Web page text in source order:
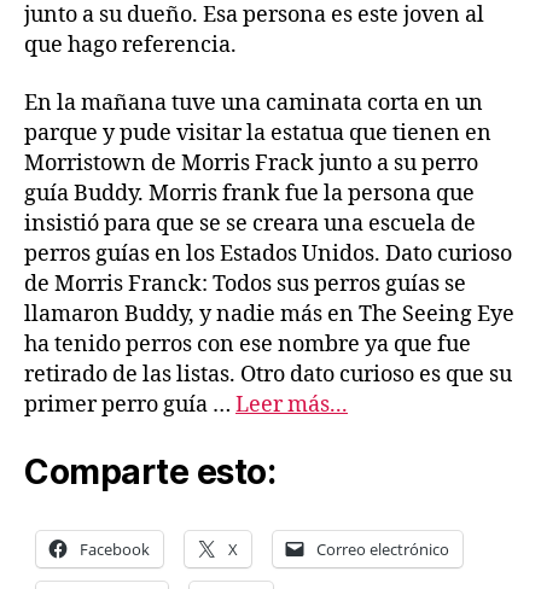
junto a su dueño. Esa persona es este joven al
que hago referencia.
En la mañana tuve una caminata corta en un
parque y pude visitar la estatua que tienen en
Morristown de Morris Frack junto a su perro
guía Buddy. Morris frank fue la persona que
insistió para que se se creara una escuela de
perros guías en los Estados Unidos. Dato curioso
de Morris Franck: Todos sus perros guías se
llamaron Buddy, y nadie más en The Seeing Eye
ha tenido perros con ese nombre ya que fue
retirado de las listas. Otro dato curioso es que su
primer perro guía … Leer más...
Comparte esto:
Facebook X Correo electrónico